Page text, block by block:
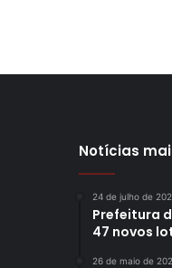
Notícias
24 de julho de
Prefeitura
47 novos
26 de maio de